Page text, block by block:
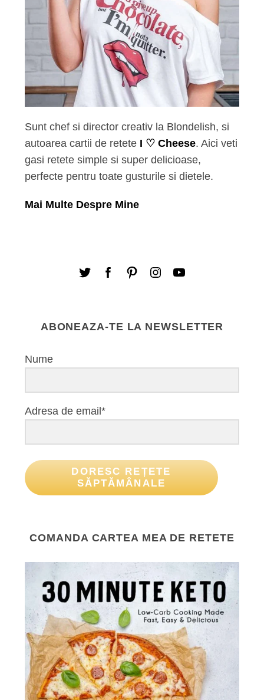
Sunt chef si director creativ la Blondelish, si
autoarea cartii de retete I ♡ Cheese. Aici veti
gasi retete simple si super delicioase,
perfecte pentru toate gusturile si dietele.
Mai Multe Despre Mine
ABONEAZA-TE LA NEWSLETTER
Nume
Adresa de email*
DORESC REȚETE
SĂPTĂMÂNALE
COMANDA CARTEA MEA DE RETETE